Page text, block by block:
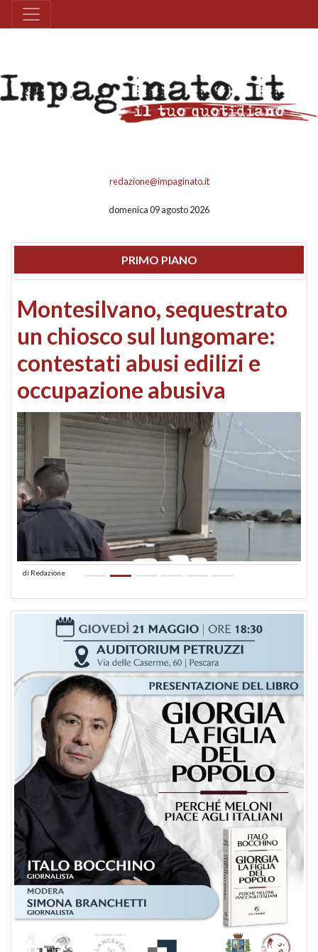
redazione@impaginato.it
domenica 09 agosto 2026
PRIMO PIANO
Montesilvano, sequestrato
un chiosco sul lungomare:
contestati abusi edilizi e
occupazione abusiva
di Redazione